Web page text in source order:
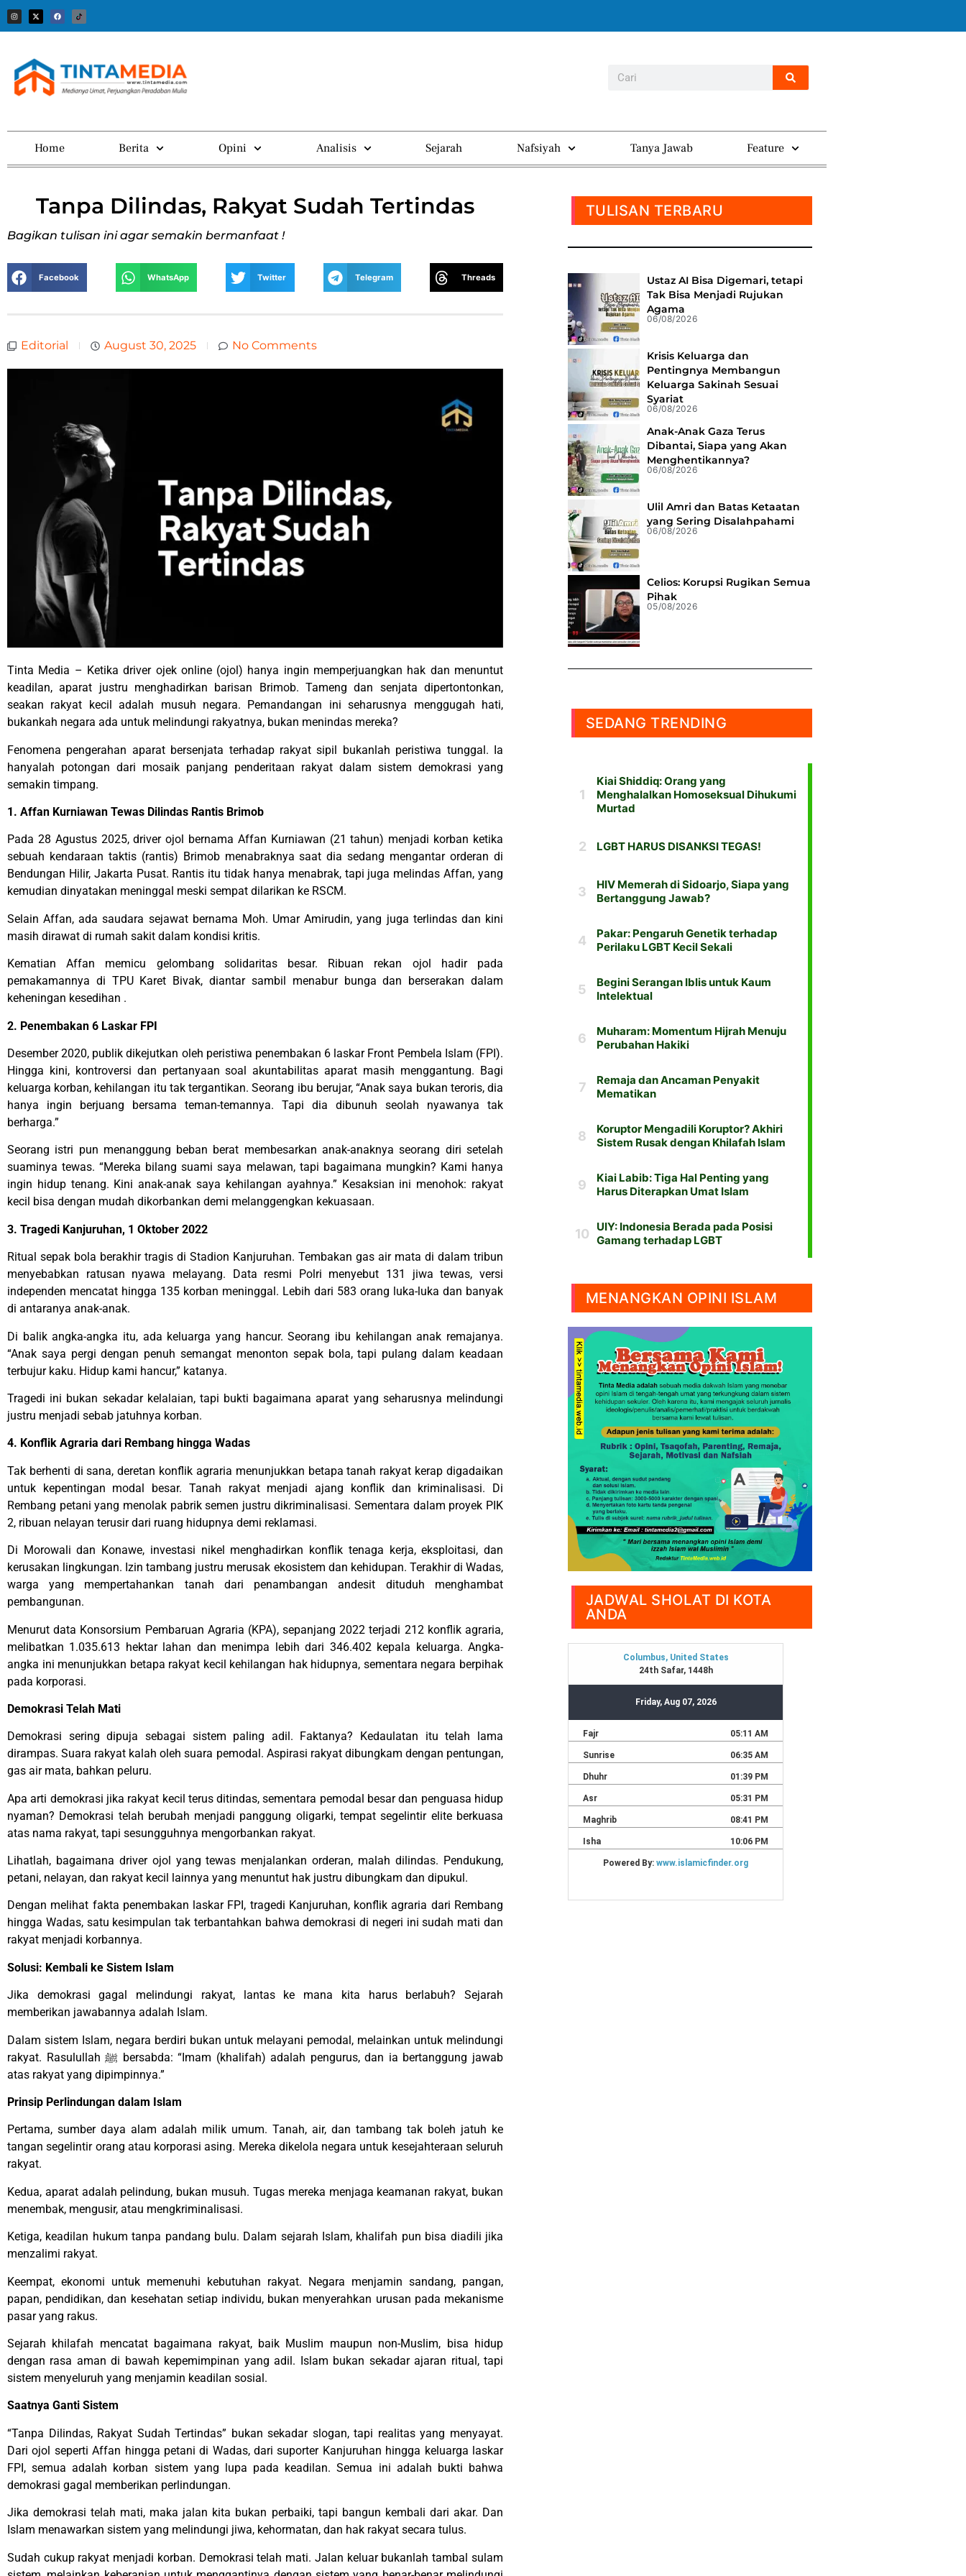
Home Berita Opini Analisis Sejarah Nafsiyah Tanya Jawab Feature
Tanpa Dilindas, Rakyat Sudah Tertindas
Bagikan tulisan ini agar semakin bermanfaat !
Facebook WhatsApp Twitter Telegram Threads
Editorial August 30, 2025 No Comments
Tinta Media – Ketika driver ojek online (ojol) hanya ingin memperjuangkan hak dan menuntut
keadilan, aparat justru menghadirkan barisan Brimob. Tameng dan senjata dipertontonkan,
seakan rakyat kecil adalah musuh negara. Pemandangan ini seharusnya menggugah hati,
bukankah negara ada untuk melindungi rakyatnya, bukan menindas mereka?
Fenomena pengerahan aparat bersenjata terhadap rakyat sipil bukanlah peristiwa tunggal. Ia
hanyalah potongan dari mosaik panjang penderitaan rakyat dalam sistem demokrasi yang
semakin timpang.
1. Affan Kurniawan Tewas Dilindas Rantis Brimob
Pada 28 Agustus 2025, driver ojol bernama Affan Kurniawan (21 tahun) menjadi korban ketika
sebuah kendaraan taktis (rantis) Brimob menabraknya saat dia sedang mengantar orderan di
Bendungan Hilir, Jakarta Pusat. Rantis itu tidak hanya menabrak, tapi juga melindas Affan, yang
kemudian dinyatakan meninggal meski sempat dilarikan ke RSCM.
Selain Affan, ada saudara sejawat bernama Moh. Umar Amirudin, yang juga terlindas dan kini
masih dirawat di rumah sakit dalam kondisi kritis.
Kematian Affan memicu gelombang solidaritas besar. Ribuan rekan ojol hadir pada
pemakamannya di TPU Karet Bivak, diantar sambil menabur bunga dan berserakan dalam
keheningan kesedihan .
2. Penembakan 6 Laskar FPI
Desember 2020, publik dikejutkan oleh peristiwa penembakan 6 laskar Front Pembela Islam (FPI).
Hingga kini, kontroversi dan pertanyaan soal akuntabilitas aparat masih menggantung. Bagi
keluarga korban, kehilangan itu tak tergantikan. Seorang ibu berujar, “Anak saya bukan teroris, dia
hanya ingin berjuang bersama teman-temannya. Tapi dia dibunuh seolah nyawanya tak
berharga.”
Seorang istri pun menanggung beban berat membesarkan anak-anaknya seorang diri setelah
suaminya tewas. “Mereka bilang suami saya melawan, tapi bagaimana mungkin? Kami hanya
ingin hidup tenang. Kini anak-anak saya kehilangan ayahnya.” Kesaksian ini menohok: rakyat
kecil bisa dengan mudah dikorbankan demi melanggengkan kekuasaan.
3. Tragedi Kanjuruhan, 1 Oktober 2022
Ritual sepak bola berakhir tragis di Stadion Kanjuruhan. Tembakan gas air mata di dalam tribun
menyebabkan ratusan nyawa melayang. Data resmi Polri menyebut 131 jiwa tewas, versi
independen mencatat hingga 135 korban meninggal. Lebih dari 583 orang luka-luka dan banyak
di antaranya anak-anak.
Di balik angka-angka itu, ada keluarga yang hancur. Seorang ibu kehilangan anak remajanya.
“Anak saya pergi dengan penuh semangat menonton sepak bola, tapi pulang dalam keadaan
terbujur kaku. Hidup kami hancur,” katanya.
Tragedi ini bukan sekadar kelalaian, tapi bukti bagaimana aparat yang seharusnya melindungi
justru menjadi sebab jatuhnya korban.
4. Konflik Agraria dari Rembang hingga Wadas
Tak berhenti di sana, deretan konflik agraria menunjukkan betapa tanah rakyat kerap digadaikan
untuk kepentingan modal besar. Tanah rakyat menjadi ajang konflik dan kriminalisasi. Di
Rembang petani yang menolak pabrik semen justru dikriminalisasi. Sementara dalam proyek PIK
2, ribuan nelayan terusir dari ruang hidupnya demi reklamasi.
Di Morowali dan Konawe, investasi nikel menghadirkan konflik tenaga kerja, eksploitasi, dan
kerusakan lingkungan. Izin tambang justru merusak ekosistem dan kehidupan. Terakhir di Wadas,
warga yang mempertahankan tanah dari penambangan andesit dituduh menghambat
pembangunan.
Menurut data Konsorsium Pembaruan Agraria (KPA), sepanjang 2022 terjadi 212 konflik agraria,
melibatkan 1.035.613 hektar lahan dan menimpa lebih dari 346.402 kepala keluarga. Angka-
angka ini menunjukkan betapa rakyat kecil kehilangan hak hidupnya, sementara negara berpihak
pada korporasi.
Demokrasi Telah Mati
Demokrasi sering dipuja sebagai sistem paling adil. Faktanya? Kedaulatan itu telah lama
dirampas. Suara rakyat kalah oleh suara pemodal. Aspirasi rakyat dibungkam dengan pentungan,
gas air mata, bahkan peluru.
Apa arti demokrasi jika rakyat kecil terus ditindas, sementara pemodal besar dan penguasa hidup
nyaman? Demokrasi telah berubah menjadi panggung oligarki, tempat segelintir elite berkuasa
atas nama rakyat, tapi sesungguhnya mengorbankan rakyat.
Lihatlah, bagaimana driver ojol yang tewas menjalankan orderan, malah dilindas. Pendukung,
petani, nelayan, dan rakyat kecil lainnya yang menuntut hak justru dibungkam dan dipukul.
Dengan melihat fakta penembakan laskar FPI, tragedi Kanjuruhan, konflik agraria dari Rembang
hingga Wadas, satu kesimpulan tak terbantahkan bahwa demokrasi di negeri ini sudah mati dan
rakyat menjadi korbannya.
Solusi: Kembali ke Sistem Islam
Jika demokrasi gagal melindungi rakyat, lantas ke mana kita harus berlabuh? Sejarah
memberikan jawabannya adalah Islam.
Dalam sistem Islam, negara berdiri bukan untuk melayani pemodal, melainkan untuk melindungi
rakyat. Rasulullah ﷺ bersabda: “Imam (khalifah) adalah pengurus, dan ia bertanggung jawab
atas rakyat yang dipimpinnya.”
Prinsip Perlindungan dalam Islam
Pertama, sumber daya alam adalah milik umum. Tanah, air, dan tambang tak boleh jatuh ke
tangan segelintir orang atau korporasi asing. Mereka dikelola negara untuk kesejahteraan seluruh
rakyat.
Kedua, aparat adalah pelindung, bukan musuh. Tugas mereka menjaga keamanan rakyat, bukan
menembak, mengusir, atau mengkriminalisasi.
Ketiga, keadilan hukum tanpa pandang bulu. Dalam sejarah Islam, khalifah pun bisa diadili jika
menzalimi rakyat.
Keempat, ekonomi untuk memenuhi kebutuhan rakyat. Negara menjamin sandang, pangan,
papan, pendidikan, dan kesehatan setiap individu, bukan menyerahkan urusan pada mekanisme
pasar yang rakus.
Sejarah khilafah mencatat bagaimana rakyat, baik Muslim maupun non-Muslim, bisa hidup
dengan rasa aman di bawah kepemimpinan yang adil. Islam bukan sekadar ajaran ritual, tapi
sistem menyeluruh yang menjamin keadilan sosial.
Saatnya Ganti Sistem
“Tanpa Dilindas, Rakyat Sudah Tertindas” bukan sekadar slogan, tapi realitas yang menyayat.
Dari ojol seperti Affan hingga petani di Wadas, dari suporter Kanjuruhan hingga keluarga laskar
FPI, semua adalah korban sistem yang lupa pada keadilan. Semua ini adalah bukti bahwa
demokrasi gagal memberikan perlindungan.
Jika demokrasi telah mati, maka jalan kita bukan perbaiki, tapi bangun kembali dari akar. Dan
Islam menawarkan sistem yang melindungi jiwa, kehormatan, dan hak rakyat secara tulus.
Sudah cukup rakyat menjadi korban. Demokrasi telah mati. Jalan keluar bukanlah tambal sulam
TULISAN TERBARU
Ustaz AI Bisa Digemari, tetapi
Tak Bisa Menjadi Rujukan
Agama
06/08/2026
Krisis Keluarga dan
Pentingnya Membangun
Keluarga Sakinah Sesuai
Syariat
06/08/2026
Anak-Anak Gaza Terus
Dibantai, Siapa yang Akan
Menghentikannya?
06/08/2026
Ulil Amri dan Batas Ketaatan
yang Sering Disalahpahami
06/08/2026
Celios: Korupsi Rugikan Semua
Pihak
05/08/2026
SEDANG TRENDING
MENANGKAN OPINI ISLAM
JADWAL SHOLAT DI KOTA
ANDA